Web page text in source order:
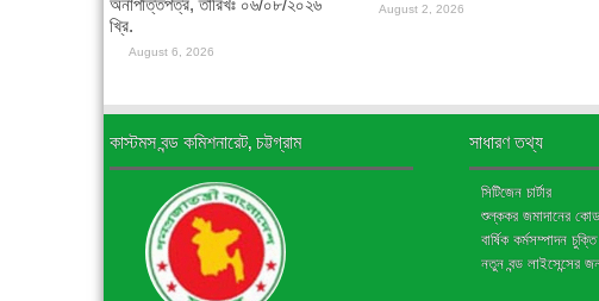
অনাপত্তিপত্র, তারিখঃ ০৬/০৮/২০২৬
খ্রি.
August 6, 2026
August 2, 2026
কাস্টমস বন্ড কমিশনারেট, চট্টগ্রাম সাধারণ তথ্য
সিটিজেন চার্টার
শুল্ককর জমাদানের কোড
বার্ষিক কর্মসম্পাদন চুক্তি
নতুন বন্ড লাইসেন্সের